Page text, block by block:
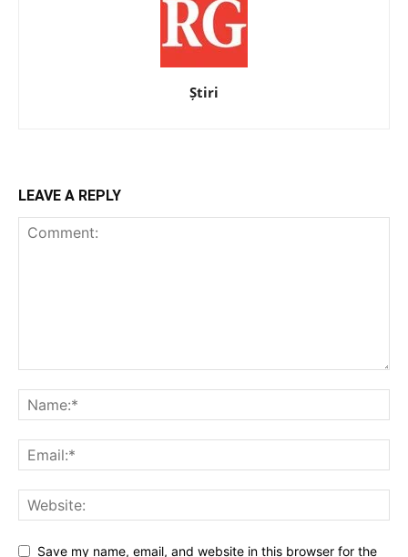
Știri
LEAVE A REPLY
Save my name, email, and website in this browser for the